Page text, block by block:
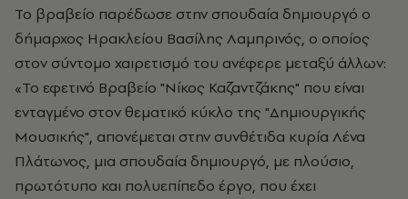
Το βραβείο παρέδωσε στην σπουδαία δημιουργό ο
δήμαρχος Ηρακλείου Βασίλης Λαμπρινός, ο οποίος
στον σύντομο χαιρετισμό του ανέφερε μεταξύ άλλων:
«Το εφετινό Βραβείο "Νίκος Καζαντζάκης" που είναι
ενταγμένο στον θεματικό κύκλο της "Δημιουργικής
Μουσικής", απονέμεται στην συνθέτιδα κυρία Λένα
Πλάτωνος, μια σπουδαία δημιουργό, με πλούσιο,
πρωτότυπο και πολυεπίπεδο έργο, που έχει